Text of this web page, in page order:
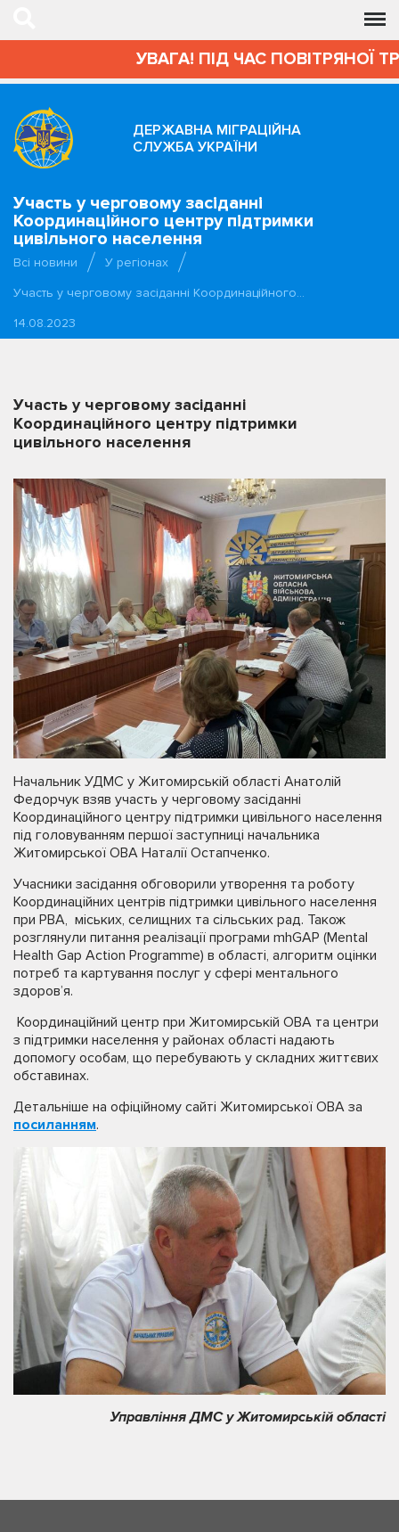
УВАГА! ПІД ЧАС ПОВІТРЯНОЇ
ДЕРЖАВНА МІГРАЦІЙНА
СЛУЖБА УКРАЇНИ
Участь у черговому засіданні
Координаційного центру підтримки
цивільного населення
Всі новини
У регіонах
Участь у черговому засіданні Координаційного…
14.08.2023
Участь у черговому засіданні
Координаційного центру підтримки
цивільного населення
Начальник УДМС у Житомирській області Анатолій
Федорчук взяв участь у черговому засіданні
Координаційного центру підтримки цивільного населення
під головуванням першої заступниці начальника
Житомирської ОВА Наталії Остапченко.
Учасники засідання обговорили утворення та роботу
Координаційних центрів підтримки цивільного населення
при РВА, міських, селищних та сільських рад. Також
розглянули питання реалізації програми mhGAP (Mental
Health Gap Action Programme) в області, алгоритм оцінки
потреб та картування послуг у сфері ментального
здоров’я.
Координаційний центр при Житомирській ОВА та центри
з підтримки населення у районах області надають
допомогу особам, що перебувають у складних життєвих
обставинах.
Детальніше на офіційному сайті Житомирської ОВА за
посиланням.
Управління ДМС у Житомирській області